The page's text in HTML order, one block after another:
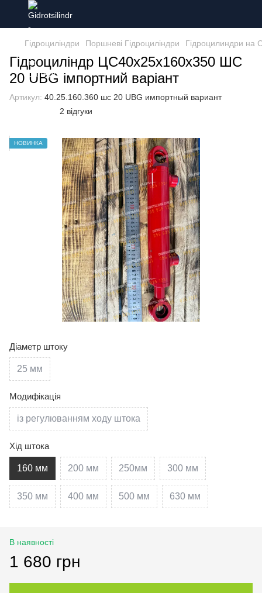
Гідроциліндри Поршневі Гідроциліндри Гідроцилиндри на
Гідроциліндр ЦС40х25х160х350 ШС
20 UBG імпортний варіант
Артикул: 40.25.160.360 шс 20 UBG импортный вариант
2 відгуки
НОВИНКА
Діаметр штоку
25 мм
Модифікація
із регулюванням ходу штока
Хід штока
160 мм 200 мм 250мм 300 мм
350 мм 400 мм 500 мм 630 мм
В наявності
1 680 грн